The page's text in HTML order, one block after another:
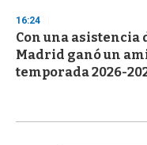
16:24
Con una asistencia
Madrid ganó un
temporada 2026-